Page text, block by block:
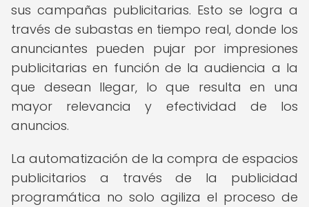
sus campañas publicitarias. Esto se logra a
través de subastas en tiempo real, donde los
anunciantes pueden pujar por impresiones
publicitarias en función de la audiencia a la
que desean llegar, lo que resulta en una
mayor relevancia y efectividad de los
anuncios.
La automatización de la compra de espacios
publicitarios a través de la publicidad
programática no solo agiliza el proceso de